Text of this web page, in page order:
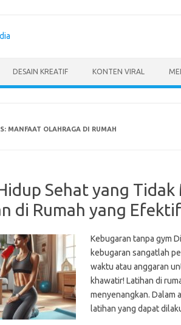
DESAIN KREATIF KONTEN VIRAL
MANFAAT OLAHRAGA DI RUMAH
Sehat yang
di Rumah yang Efektif
Kebugaran tanpa gym
kebugaran sangatlah
waktu atau anggaran
khawatir! Latihan di
menyenangkan. Dalam
latihan yang dapat